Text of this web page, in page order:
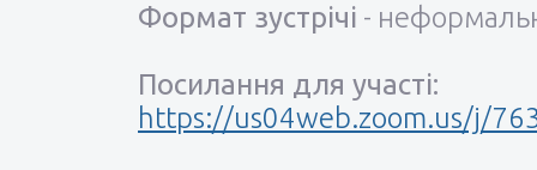
Формат зустрічі -
Посилання для участі:
https://us04web.zoom.us/j/